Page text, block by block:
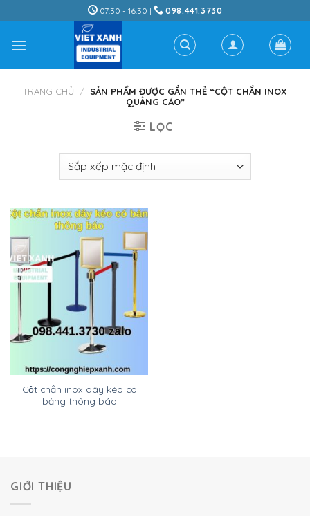
to
content
07:30 - 16:30 | 098.441.3730
TRANG CHỦ / SẢN PHẨM ĐƯỢC GẮN THẺ “CỘT CHẮN INOX
QUẢNG CÁO”
LỌC
Cột chắn inox dây kéo có
bảng thông báo
GIỚI THIỆU